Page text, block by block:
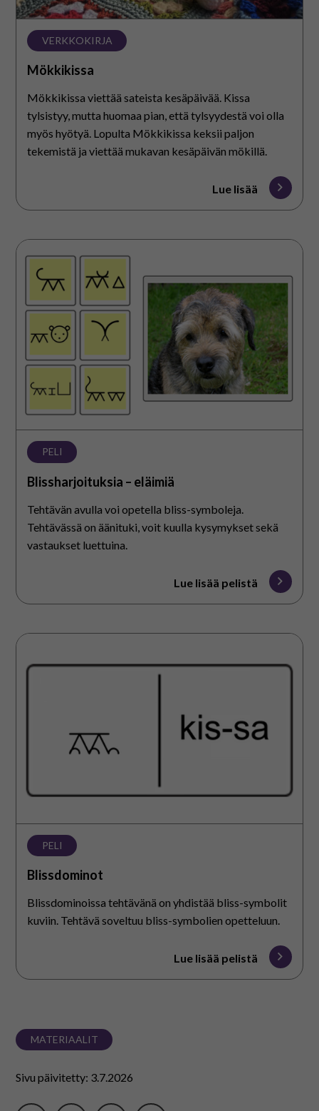
VERKKOKIRJA
Mökkikissa
Mökkikissa viettää sateista kesäpäivää. Kissa
tylsistyy, mutta huomaa pian, että tylsyydestä voi olla
myös hyötyä. Lopulta Mökkikissa keksii paljon
tekemistä ja viettää mukavan kesäpäivän mökillä.
Lue lisää
Blissharjoituksia
eläimiä
PELI
Blissharjoituksia – eläimiä
Tehtävän avulla voi opetella bliss-symboleja.
Tehtävässä on äänituki, voit kuulla kysymykset sekä
vastaukset luettuina.
Lue lisää pelistä
PELI
Blissdominot
Blissdominoissa tehtävänä on yhdistää bliss-symbolit
kuviin. Tehtävä soveltuu bliss-symbolien opetteluun.
Lue lisää pelistä
MATERIAALIT
Sivu päivitetty: 3.7.2026